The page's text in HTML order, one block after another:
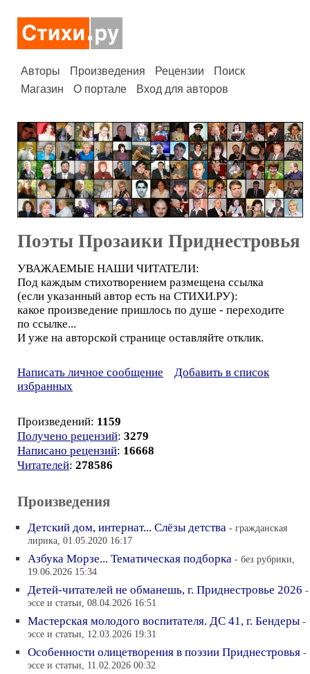
Авторы Произведения Рецензии
Поиск
Магазин
О портале Вход для авторов
Поэты Прозаики Приднестровья
УВАЖАЕМЫЕ НАШИ ЧИТАТЕЛИ:
Под каждым стихотворением размещена ссылка
(если указанный автор есть на СТИХИ.РУ):
какое произведение пришлось по душе - переходите
по ссылке...
И уже на авторской странице оставляйте отклик.
Написать личное сообщение
Добавить в список
избранных
Произведений: 1159
Получено рецензий: 3279
Написано рецензий: 16668
Читателей: 278586
Произведения
Детский дом, интернат... Слёзы детства - гражданская
лирика, 01.05.2020 16:17
Азбука Морзе... Тематическая подборка - без рубрики,
19.06.2026 15:34
Детей-читателей не обманешь, г. Приднестровье 2026 -
эссе и статьи, 08.04.2026 16:51
Мастерская молодого воспитателя. ДС 41, г. Бендеры -
эссе и статьи, 12.03.2026 19:31
Особенности олицетворения в поэзии Приднестровья -
эссе и статьи, 11.02.2026 00:32